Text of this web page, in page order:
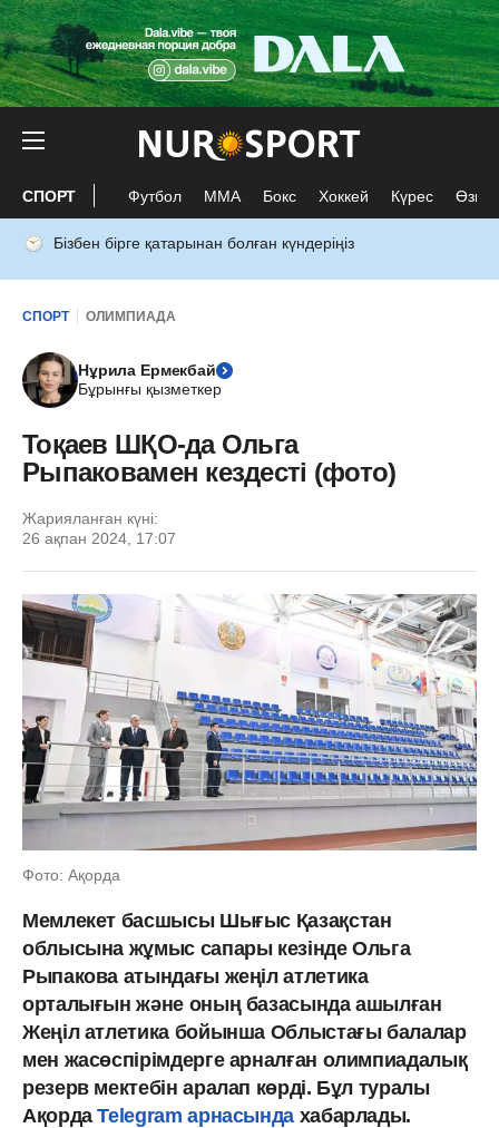
СПОРТ Футбол ММА Бокс Хоккей Күрес Өзге
Бізбен бірге қатарынан болған күндеріңіз
СПОРТ ОЛИМПИАДА
Нұрила Ермекбай
Бұрынғы қызметкер
Тоқаев ШҚО-да Ольга
Рыпаковамен кездесті (фото)
Жарияланған күні:
26 ақпан 2024, 17:07
Фото: Ақорда
Мемлекет басшысы Шығыс Қазақстан
облысына жұмыс сапары кезінде Ольга
Рыпакова атындағы жеңіл атлетика
орталығын және оның базасында ашылған
Жеңіл атлетика бойынша Облыстағы балалар
мен жасөспірімдерге арналған олимпиадалық
резерв мектебін аралап көрді. Бұл туралы
АқордаTelegram арнасында хабарлады.